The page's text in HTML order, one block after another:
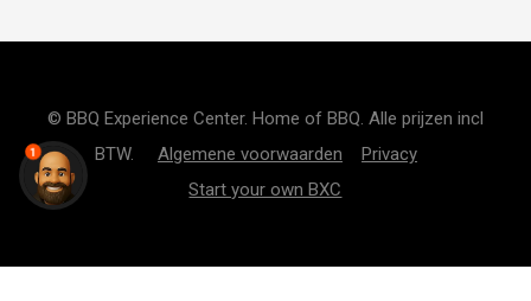
© BBQ Experience Center. Home of BBQ. Alle prijzen incl
BTW. Algemene voorwaarden
Privacy
Start your own BXC
1